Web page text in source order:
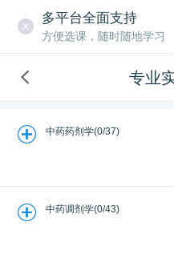
多平台全面支持
方便选课，随时随地学习
专业
中药药剂学(0/37)
中药调剂学(0/43)